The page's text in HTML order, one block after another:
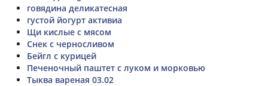
говядина деликатесная
густой йогурт активиа
Щи кислые с мясом
Снек с черносливом
Бейгл с курицей
Печеночный паштет с луком и морковью
Тыква вареная 03.02